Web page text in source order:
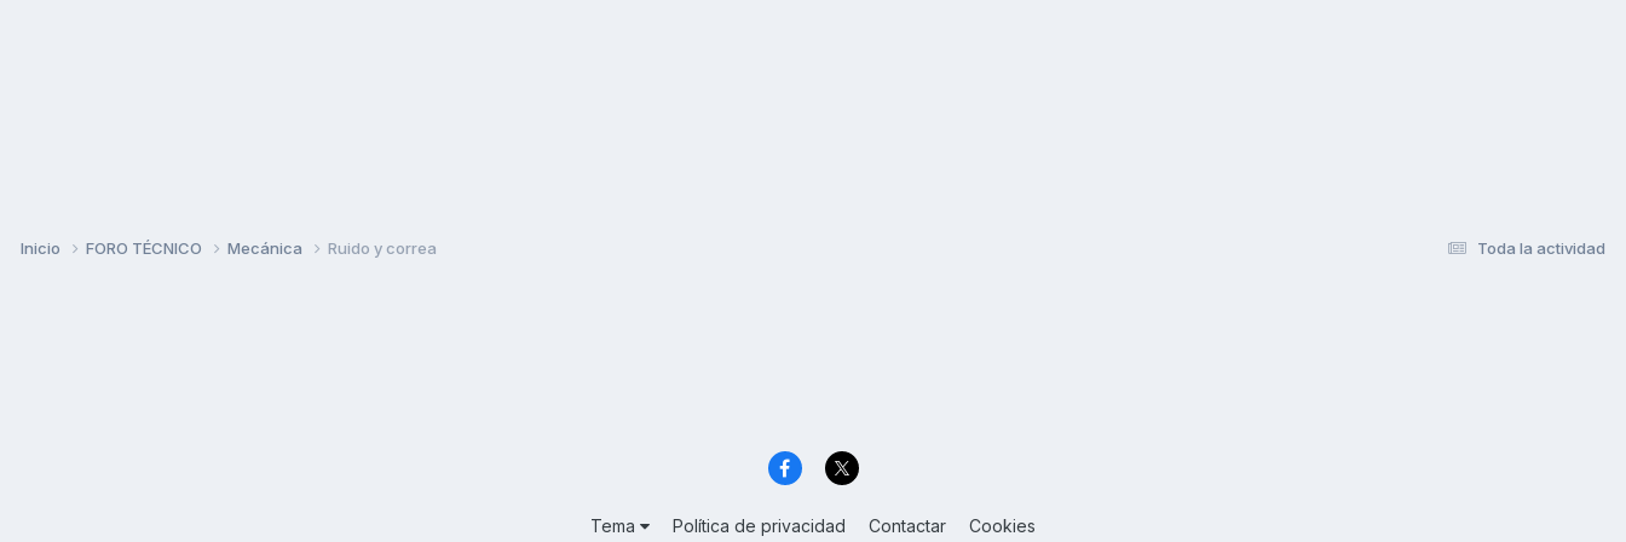
Toda la actividad
Inicio FORO TÉCNICO Mecánica Ruido y correa
Tema Política de privacidad Contactar Cookies